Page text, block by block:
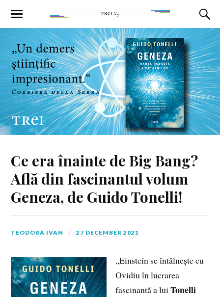
Ce era înainte de Big Bang?
Află din fascinantul volum
Geneza, de Guido Tonelli!
TEODORA IVAN 27 DECEMBER 2021
„Einstein se întâlnește cu
Ovidiu în lucrarea
fascinantă a luiTonelli